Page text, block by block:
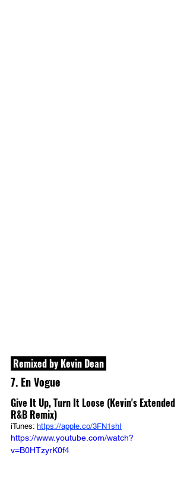
Remixed by Kevin Dean
7. En Vogue
Give It Up, Turn It Loose (Kevin's Extended
R&B Remix)
iTunes: https://apple.co/3FN1shI
https://www.youtube.com/watch?
v=B0HTzyrK0f4